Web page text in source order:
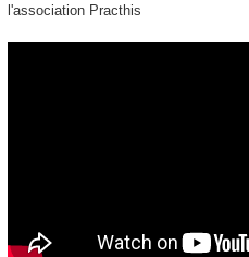
l'association Practhis